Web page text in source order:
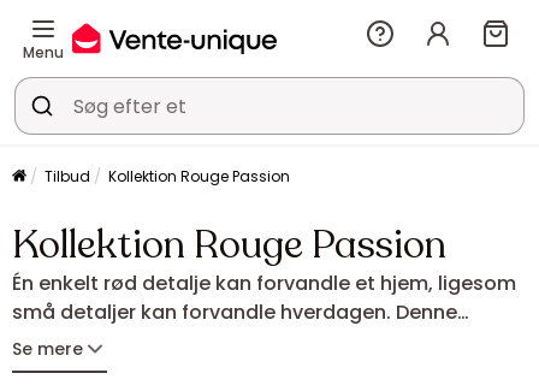
Menu
Tilbud Kollektion Rouge Passion
Kollektion Rouge Passion
Én enkelt rød detalje kan forvandle et hjem, ligesom
små detaljer kan forvandle hverdagen. Denne
jubilæumskollektion fejrer det, der har været kernen
i Vente-unique i 20 år: passion, energi og mod.
Se mere